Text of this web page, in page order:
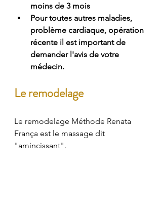
moins de 3 mois
Pour toutes autres maladies,
problème cardiaque, opération
récente il est important de
demander l'avis de votre
médecin.
Le remodelage
Le remodelage Méthode Renata
França est le massage dit
"amincissant".